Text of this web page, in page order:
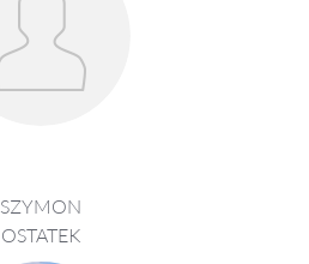
SZYMON
OSTATEK